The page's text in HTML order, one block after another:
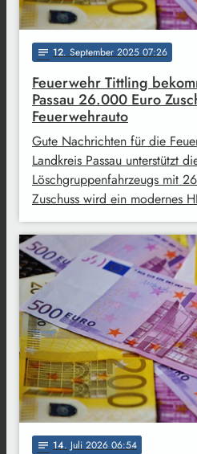
notes 12. September 2025 07:26
Feuerwehr Tittling
Passau 26.000 Euro
Feuerwehrauto
Gute Nachrichten für die
Landkreis Passau unterstützt
Löschgruppenfahrzeugs mit
Zuschuss wird ein modernes
notes 14. Juli 2026 06:54